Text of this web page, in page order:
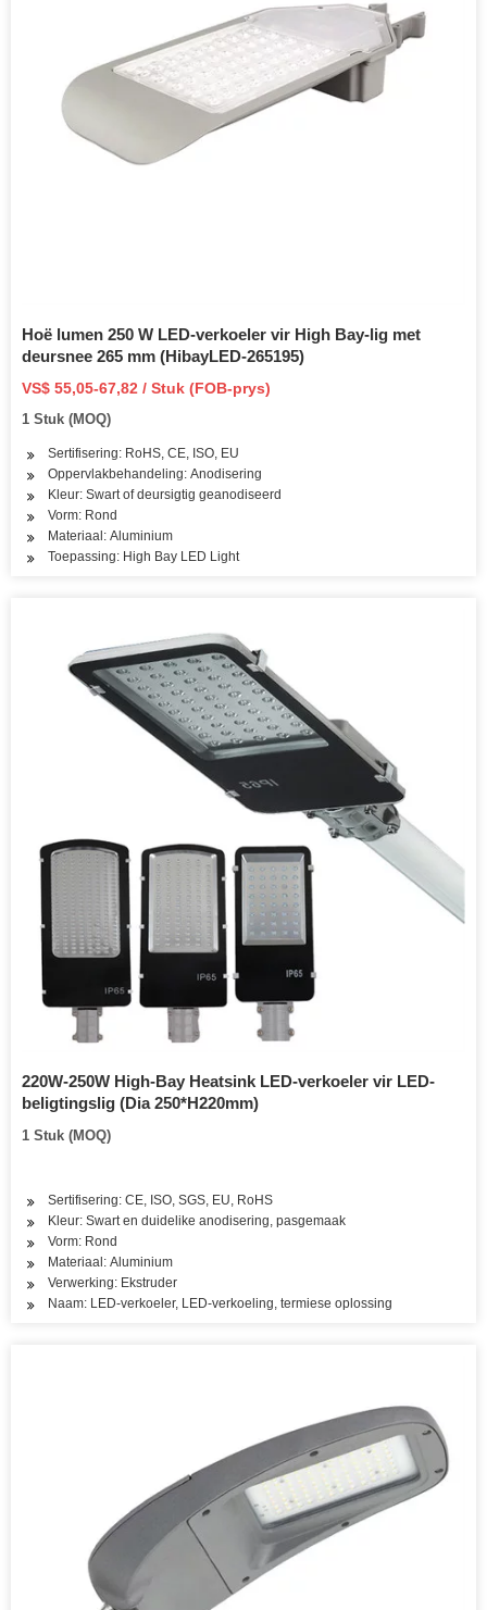
Hoë lumen 250 W LED-verkoeler vir High Bay-lig met
deursnee 265 mm (HibayLED-265195)
VS$ 55,05-67,82 / Stuk (FOB-prys)
1 Stuk (MOQ)
Sertifisering: RoHS, CE, ISO, EU
Oppervlakbehandeling: Anodisering
Kleur: Swart of deursigtig geanodiseerd
Vorm: Rond
Materiaal: Aluminium
Toepassing: High Bay LED Light
220W-250W High-Bay Heatsink LED-verkoeler vir LED-
beligtingslig (Dia 250*H220mm)
1 Stuk (MOQ)
Sertifisering: CE, ISO, SGS, EU, RoHS
Kleur: Swart en duidelike anodisering, pasgemaak
Vorm: Rond
Materiaal: Aluminium
Verwerking: Ekstruder
Naam: LED-verkoeler, LED-verkoeling, termiese oplossing